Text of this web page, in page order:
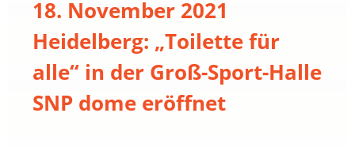
18. November 2021
Heidelberg: „Toilette für
alle“ in der Groß-Sport-Halle
SNP dome eröffnet